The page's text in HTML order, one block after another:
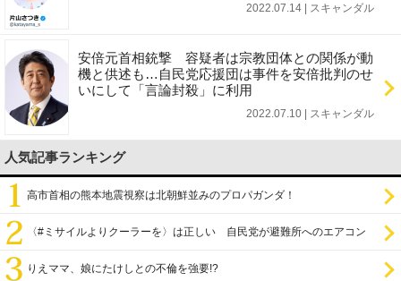
2022.07.14 | スキャンダル
安倍元首相銃撃 容疑者は宗教団体との関係が動
機と供述も…自民党応援団は事件を安倍批判のせ
いにして「言論封殺」に利用
2022.07.10 | スキャンダル
人気記事ランキング
高市首相の熊本地震視察は北朝鮮並みのプロパガンダ！
〈#ミサイルよりクーラーを〉は正しい 自民党が避難所へのエアコン
りえママ、娘にたけしとの不倫を強要!?